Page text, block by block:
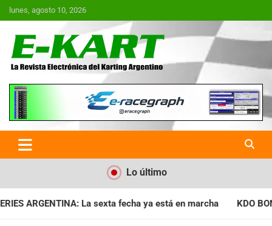
Saltar
al
lunes, agosto 10, 2026
E-Kart.com.ar | La Revista
Electrónica del Karting en
Argentina
Lo último
ya está en marcha KDO BONAERENSE: Con la vara bien